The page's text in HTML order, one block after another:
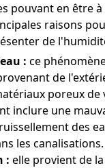
pouvant en être
raisons
de
: ce
de
poreux de
inclure une
des
les canalisations.
: elle provient de